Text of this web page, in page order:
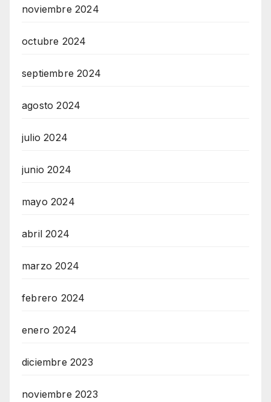
noviembre 2024
octubre 2024
septiembre 2024
agosto 2024
julio 2024
junio 2024
mayo 2024
abril 2024
marzo 2024
febrero 2024
enero 2024
diciembre 2023
noviembre 2023